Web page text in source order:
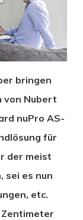
bringen
von Nubert
nuPro AS-
für
der meist
sei es nun
etc.